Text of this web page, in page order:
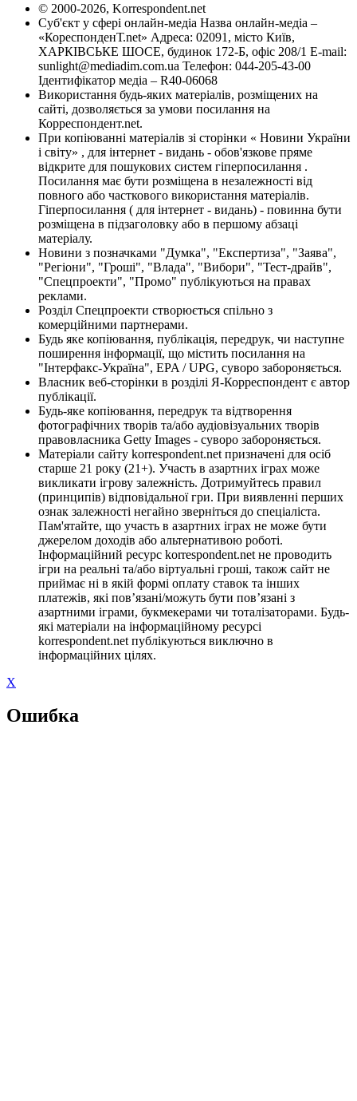
© 2000-2026, Korrespondent.net
Суб'єкт у сфері онлайн-медіа Назва онлайн-медіа –
«КореспонденТ.net» Адреса: 02091, місто Київ,
ХАРКІВСЬКЕ ШОСЕ, будинок 172-Б, офіс 208/1 E-mail:
sunlight@mediadim.com.ua Телефон: 044-205-43-00
Ідентифікатор медіа – R40-06068
Використання будь-яких матеріалів, розміщених на
сайті, дозволяється за умови посилання на
Корреспондент.net.
При копіюванні матеріалів зі сторінки « Новини України
і світу» , для інтернет - видань - обов'язкове пряме
відкрите для пошукових систем гіперпосилання .
Посилання має бути розміщена в незалежності від
повного або часткового використання матеріалів.
Гіперпосилання ( для інтернет - видань) - повинна бути
розміщена в підзаголовку або в першому абзаці
матеріалу.
Новини з позначками "Думка", "Експертиза", "Заява",
"Регіони", "Гроші", "Влада", "Вибори", "Тест-драйв",
"Спецпроекти", "Промо" публікуються на правах
реклами.
Розділ Спецпроекти створюється спільно з
комерційними партнерами.
Будь яке копіювання, публікація, передрук, чи наступне
поширення інформації, що містить посилання на
"Інтерфакс-Україна", EPA / UPG, суворо забороняється.
Власник веб-сторінки в розділі Я-Корреспондент є автор
публікації.
Будь-яке копіювання, передрук та відтворення
фотографічних творів та/або аудіовізуальних творів
правовласника Getty Images - суворо забороняється.
Матеріали сайту korrespondent.net призначені для осіб
старше 21 року (21+). Участь в азартних іграх може
викликати ігрову залежність. Дотримуйтесь правил
(принципів) відповідальної гри. При виявленні перших
ознак залежності негайно зверніться до спеціаліста.
Пам'ятайте, що участь в азартних іграх не може бути
джерелом доходів або альтернативою роботі.
Інформаційний ресурс korrespondent.net не проводить
ігри на реальні та/або віртуальні гроші, також сайт не
приймає ні в якій формі оплату ставок та інших
платежів, які пов’язані/можуть бути пов’язані з
азартними іграми, букмекерами чи тоталізаторами. Будь-
які матеріали на інформаційному ресурсі
korrespondent.net публікуються виключно в
інформаційних цілях.
X
Ошибка